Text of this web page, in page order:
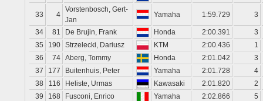
33 4
Vorstenbosch, Gert-
Jan
Yamaha 1:59.729 3
34 81 De Brujin, Frank Honda 2:00.391
3
35
190 Strzelecki, Dariusz KTM 2:00.436
1
36
74 Aberg, Tommy Honda 2:01.042
3
37
177 Buitenhuis, Peter Yamaha 2:01.728
4
38
116 Heliste, Urmas Kawasaki 2:01.820
2
39
168 Fusconi, Enrico Yamaha 2:02.866
5